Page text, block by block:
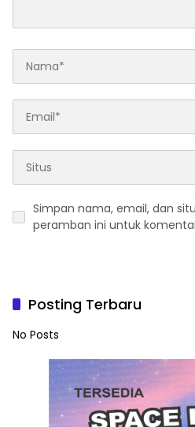
Simpan nama, email, dan
peramban ini untuk
Posting Terbaru
No Posts